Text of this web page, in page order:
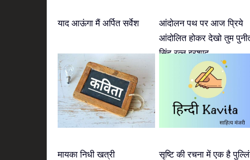
याद आऊंगा मैं अर्पित सर्वेश
आंदोलन पथ पर आज प्रिये
आंदोलित होकर देखो तुम
सिंह रत्नु इरशाद
मायका निधी खत्री
सृष्टि की रचना में एक है